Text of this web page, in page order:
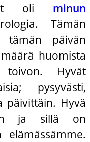
oli minun
Tämän
tämän päivän
huomista
toivon. Hyvät
pysyvästi,
päivittäin. Hyvä
ja sillä on